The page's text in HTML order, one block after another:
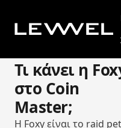
Τι κάνει η
στο Coin
Master;
Η Foxy είναι το raid pet